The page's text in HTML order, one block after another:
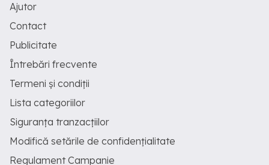
Ajutor
Contact
Publicitate
Întrebări frecvente
Termeni și condiții
Lista categoriilor
Siguranța tranzacțiilor
Modifică setările de confidențialitate
Regulament Campanie